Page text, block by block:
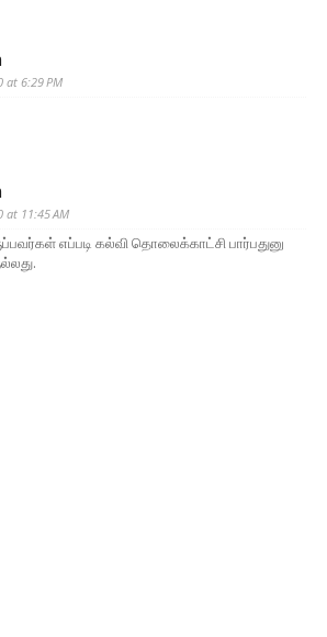
at 6:29 PM
at 11:45 AM
எப்படி கல்வி தொலைக்காட்சி பார்பதுனு